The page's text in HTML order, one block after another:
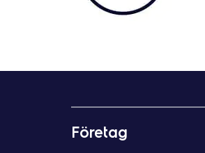
Företag